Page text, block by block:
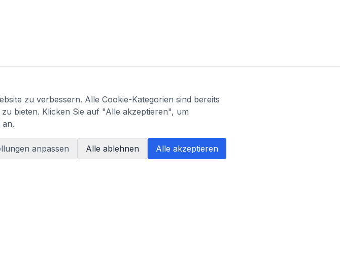
zu verbessern. Alle Cookie-Kategorien sind bereits
bieten. Klicken Sie auf "Alle akzeptieren", um
anpassen Alle ablehnen Alle akzeptieren